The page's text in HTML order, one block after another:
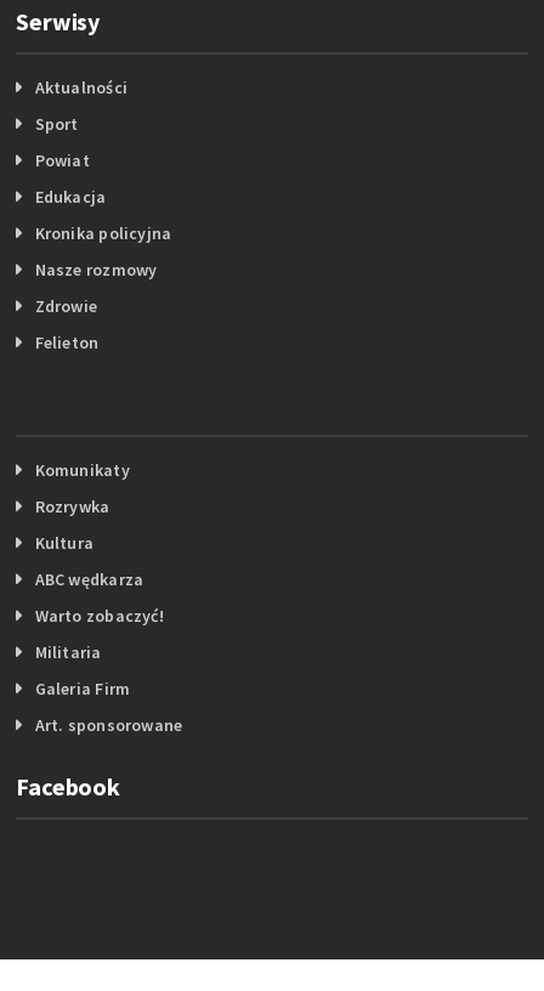
Serwisy
Aktualności
Sport
Powiat
Edukacja
Kronika policyjna
Nasze rozmowy
Zdrowie
Felieton
Komunikaty
Rozrywka
Kultura
ABC wędkarza
Warto zobaczyć!
Militaria
Galeria Firm
Art. sponsorowane
Facebook